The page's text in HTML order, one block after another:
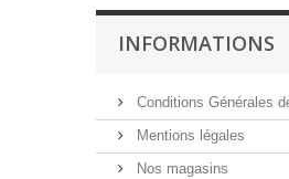
INFORMATIONS
Conditions Générales
Mentions légales
Nos magasins